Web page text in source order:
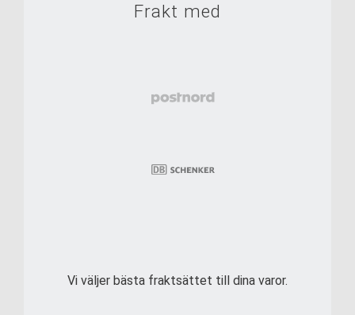
Frakt med
Vi väljer bästa fraktsättet till dina varor.